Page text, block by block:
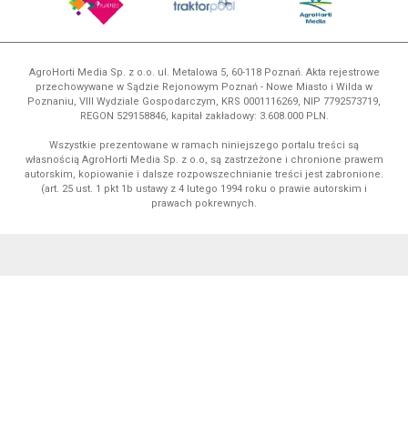
AgroHorti Media Sp. z o.o. ul. Metalowa 5, 60-118 Poznań. Akta rejestrowe
przechowywane w Sądzie Rejonowym Poznań - Nowe Miasto i Wilda w
Poznaniu, VIII Wydziale Gospodarczym, KRS 0001116269, NIP 7792573719,
REGON 529158846, kapitał zakładowy: 3.608.000 PLN.
Wszystkie prezentowane w ramach niniejszego portalu treści są
własnością AgroHorti Media Sp. z o.o, są zastrzeżone i chronione prawem
autorskim, kopiowanie i dalsze rozpowszechnianie treści jest zabronione.
(art. 25 ust. 1 pkt 1b ustawy z 4 lutego 1994 roku o prawie autorskim i
prawach pokrewnych.